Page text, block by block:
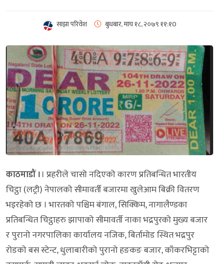
साझा परिवेश बुधबार, माघ १८, २०७९ ११:१0
काठमाडौं । । प्रहरीले चासो नदिएको कारण प्रतिबन्धित भारतीय
चिट्ठा (लट्री) नेपालको सीमावर्ती बजारमा खुलेआम बिक्री वितरण
भइरहेको छ । भारतको पश्चिम बंगाल, सिक्किम, नागालैण्डका
प्रतिबन्धित चिट्ठाहरु झापाको सीमावर्ती नाका भद्रपुरको मुख्य बजार
र पुरानो नगरपालिका कार्यालय नजिक, बिर्तामोड स्थित भद्रपुर
रोडको बस स्टेन्ट, धुलाबारीको पुरानो हङकङ बजार, काँकरभिट्टाको